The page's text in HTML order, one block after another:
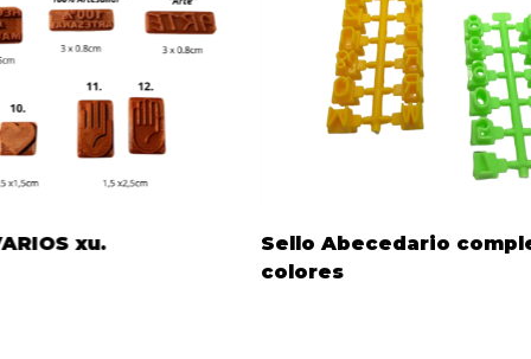
xu.
Sello Abecedario
colores